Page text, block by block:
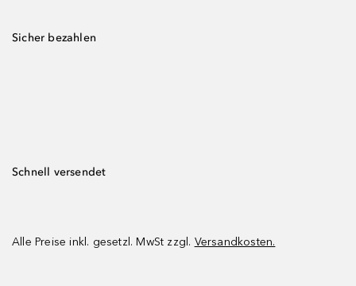
Sicher bezahlen
Schnell versendet
Alle Preise inkl. gesetzl. MwSt zzgl. Versandkosten.